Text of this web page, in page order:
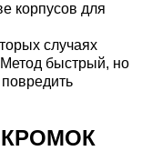
корпусов для
случаях
быстрый, но